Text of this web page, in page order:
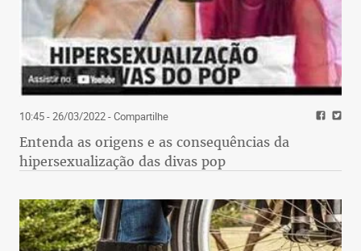
10:45 - 26/03/2022- Compartilhe
Entenda as origens e as consequências da
hipersexualização das divas pop